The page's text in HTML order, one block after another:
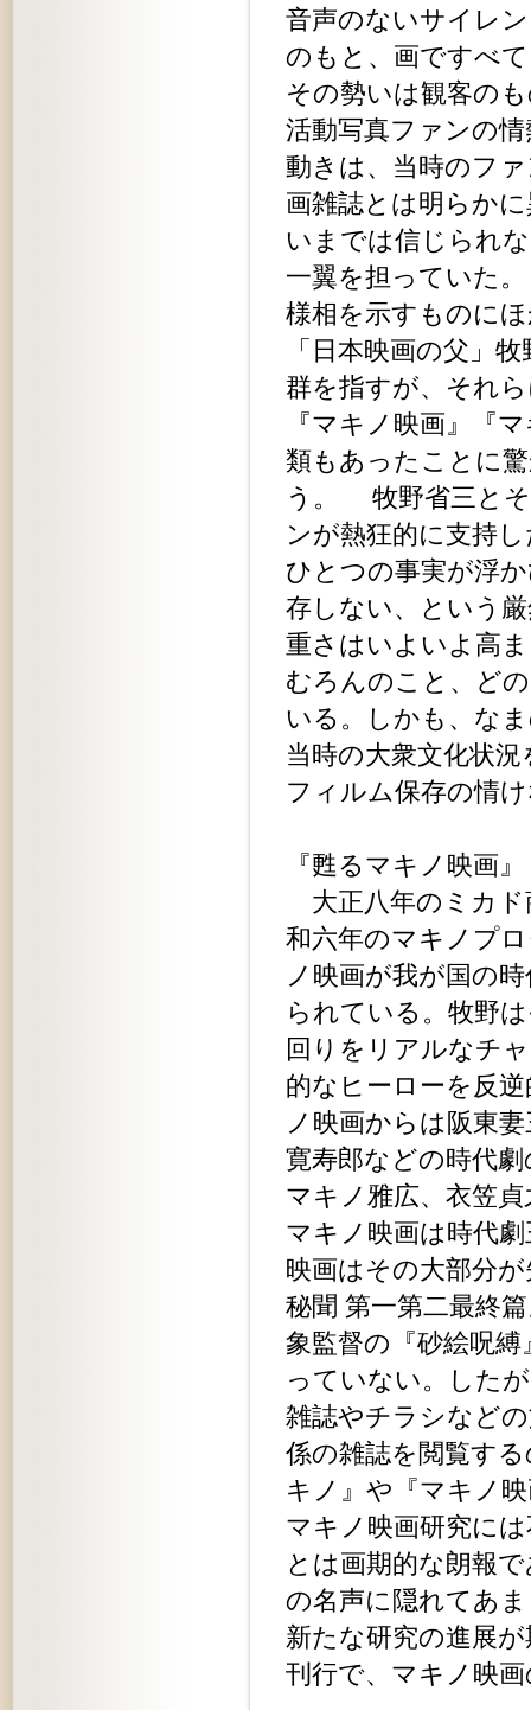
音声のないサイレ
のもと、画ですべ
その勢いは観客の
活動写真ファンの
動きは、当時のフ
画雑誌とは明らか
いまでは信じられ
一翼を担っていた
様相を示すものに
「日本映画の父」
群を指すが、それ
『マキノ映画』『
類もあったことに
う。 牧野省三とそ
ンが熱狂的に支持
ひとつの事実が浮
存しない、という
重さはいよいよ高
むろんのこと、ど
いる。しかも、な
当時の大衆文化状
フィルム保存の情
『甦るマキノ映画
大正八年のミカド
和六年のマキノプ
ノ映画が我が国の
られている。牧野
回りをリアルなチ
的なヒーローを反
ノ映画からは阪東
寛寿郎などの時代
マキノ雅広、衣笠
マキノ映画は時代
映画はその大部分
秘聞 第一第二最終
象監督の『砂絵呪
っていない。した
雑誌やチラシなど
係の雑誌を閲覧す
キノ』や『マキノ
マキノ映画研究に
とは画期的な朗報
の名声に隠れてあ
新たな研究の進展
刊行で、マキノ映